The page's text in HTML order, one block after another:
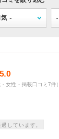
5.0
女性・掲載口コミ7件）
しています。